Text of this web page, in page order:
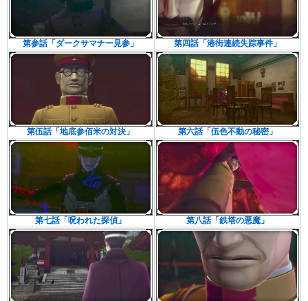
第参話「ダークサマナー見参」 第四話「港街連続失踪事件」
第伍話「地底参佰米の対決」 第六話「伍色不動の秘密」
第七話「呪われた探偵」 第八話「鉄塔の悪魔」